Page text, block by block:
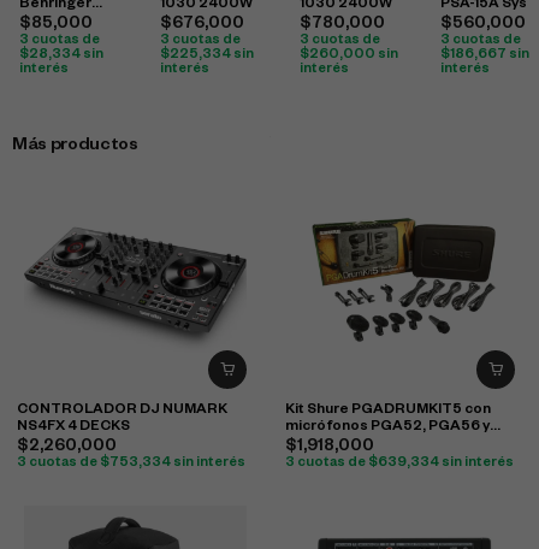
Behringer
Hpx2000
$85,000
3 cuotas de
$28,334 sin
interés
1030 2400W
$676,000
3 cuotas de
$225,334sin
interés
1030 2400W
$ 780,000
3 cuotas de
$260,000 sin
interés
PSA-15A Sys
$560,000
3 cuotas de
$186,667 sin
interés
Más productos
CONTROLADOR DJ NUMARK
NS4FX 4 DECKS
$2,260,000
3 cuotas de $ 753,334 sin interés
Kit Shure PGADRUMKIT5 con
micrófonos PGA52, PGA56 y
PGA57 para batería
$1,918,000
3 cuotas de $639,334 sin interés